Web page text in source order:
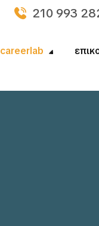
210 993
careerlab